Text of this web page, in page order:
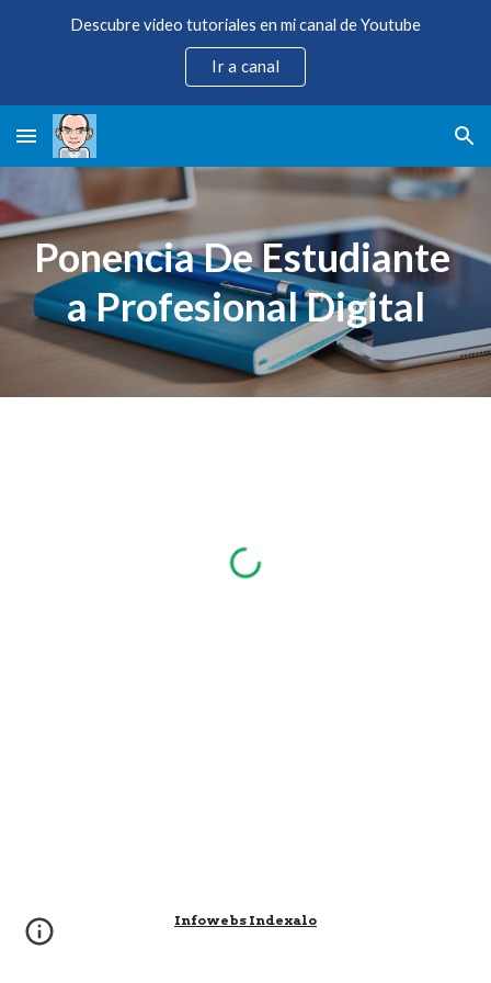
Descubre video tutoriales en mi canal de Youtube
Ir a canal
Ponencia De Estudiante
a Profesional Digital
Infowebs Indexalo